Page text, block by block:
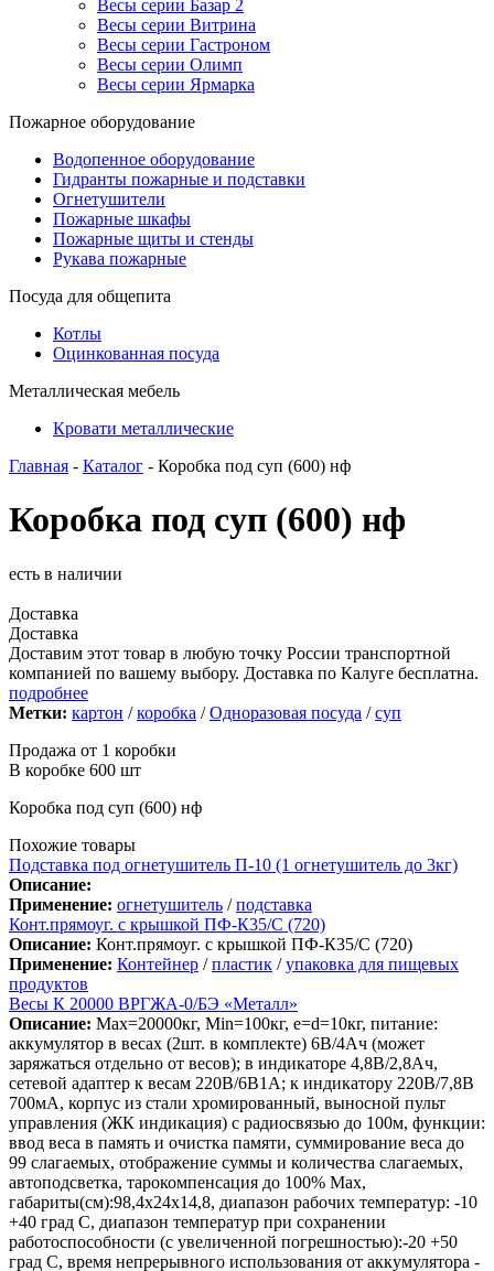
Весы серии Базар 2
Весы серии Витрина
Весы серии Гастроном
Весы серии Олимп
Весы серии Ярмарка
Пожарное оборудование
Водопенное оборудование
Гидранты пожарные и подставки
Огнетушители
Пожарные шкафы
Пожарные щиты и стенды
Рукава пожарные
Посуда для общепита
Котлы
Оцинкованная посуда
Металлическая мебель
Кровати металлические
Главная - Каталог - Коробка под суп (600) нф
Коробка под суп (600) нф
есть в наличии
Доставка
Доставка
Доставим этот товар в любую точку России транспортной
компанией по вашему выбору. Доставка по Калуге бесплатна.
подробнее
Метки: картон /коробка /Одноразовая посуда /суп
Продажа от 1 коробки
В коробке 600 шт
Коробка под суп (600) нф
Похожие товары
Подставка под огнетушитель П-10 (1 огнетушитель до 3кг)
Описание:
Применение: огнетушитель /подставка
Конт.прямоуг. с крышкой ПФ-К35/С (720)
Описание: Конт.прямоуг. с крышкой ПФ-К35/С (720)
Применение: Контейнер /пластик /упаковка для пищевых
продуктов
Весы К 20000 ВРГЖА-0/БЭ «Металл»
Описание: Max=20000кг, Min=100кг, e=d=10кг, питание:
аккумулятор в весах (2шт. в комплекте) 6В/4Ач (может
заряжаться отдельно от весов); в индикаторе 4,8В/2,8Ач,
сетевой адаптер к весам 220В/6В1А; к индикатору 220В/7,8В
700мА, корпус из стали хромированный, выносной пульт
управления (ЖК индикация) с радиосвязью до 100м, функции:
ввод веса в память и очистка памяти, суммирование веса до
99 слагаемых, отображение суммы и количества слагаемых,
автоподсветка, тарокомпенсация до 100% Max,
габариты(см):98,4х24х14,8, диапазон рабочих температур: -10
+40 град С, диапазон температур при сохранении
работоспособности (с увеличенной погрешностью):-20 +50
град С, время непрерывного использования от аккумулятора -